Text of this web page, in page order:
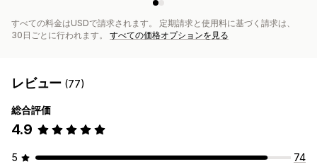
すべての料金はUSDで請求されます。 定期請求と使用料に基づく請求は、
30日ごとに行われます。 すべての価格オプションを見る
レビュー (77)
総合評価
4.9
5 74